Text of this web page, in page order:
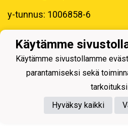
y-tunnus: 1006858-6
Powered by
Käytämme
Käytämme sivustollamme
parantamiseksi sekä
Hyväksy kaikki